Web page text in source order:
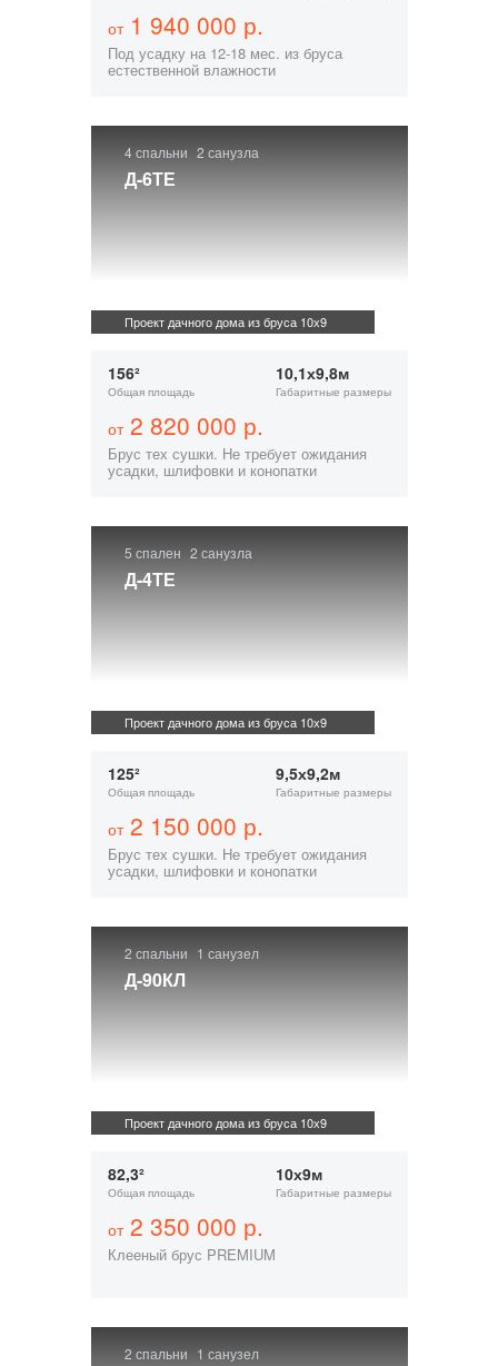
от1 940 000 р.
Под усадку на 12-18 мес. из бруса
естественной влажности
4 спальни 2 санузла
Д-6ТЕ
Проект дачного дома из бруса 10х9
156²
Общая площадь
10,1х9,8м
Габаритные размеры
от2 820 000 р.
Брус тех сушки. Не требует ожидания
усадки, шлифовки и конопатки
5 спален 2 санузла
Д-4ТЕ
Проект дачного дома из бруса 10х9
125²
Общая площадь
9,5х9,2м
Габаритные размеры
от2 150 000 р.
Брус тех сушки. Не требует ожидания
усадки, шлифовки и конопатки
2 спальни 1 санузел
Д-90КЛ
Проект дачного дома из бруса 10х9
82,3²
Общая площадь
10х9м
Габаритные размеры
от2 350 000 р.
Клееный брус PREMIUM
2 спальни 1 санузел